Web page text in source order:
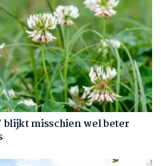
blijkt misschien wel beter